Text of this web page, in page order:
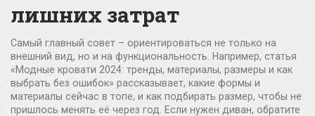
лишних затрат
Самый главный совет – ориентироваться не только на
внешний вид, но и на функциональность. Например, статья
«Модные кровати 2024: тренды, материалы, размеры и как
выбрать без ошибок» рассказывает, какие формы и
материалы сейчас в топе, и как подбирать размер, чтобы не
пришлось менять её через год. Если нужен диван, обратите